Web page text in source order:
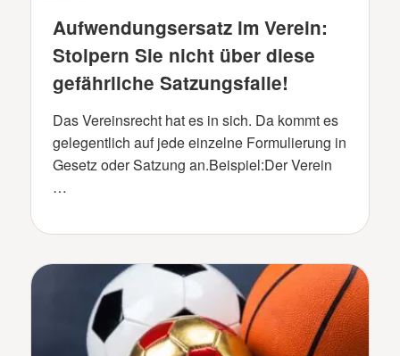
Aufwendungsersatz im Verein:
Stolpern Sie nicht über diese
gefährliche Satzungsfalle!
Das Vereinsrecht hat es in sich. Da kommt es
gelegentlich auf jede einzelne Formulierung in
Gesetz oder Satzung an.Beispiel:Der Verein
…